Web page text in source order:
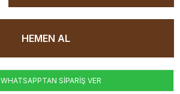
WHATSAPPTAN SİPARİŞ VER